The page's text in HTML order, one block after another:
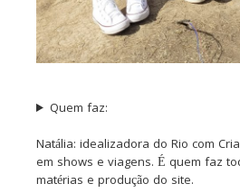
Quem faz:
Natália: idealizadora do Rio com
em shows e viagens. É quem faz
matérias e produção do site.